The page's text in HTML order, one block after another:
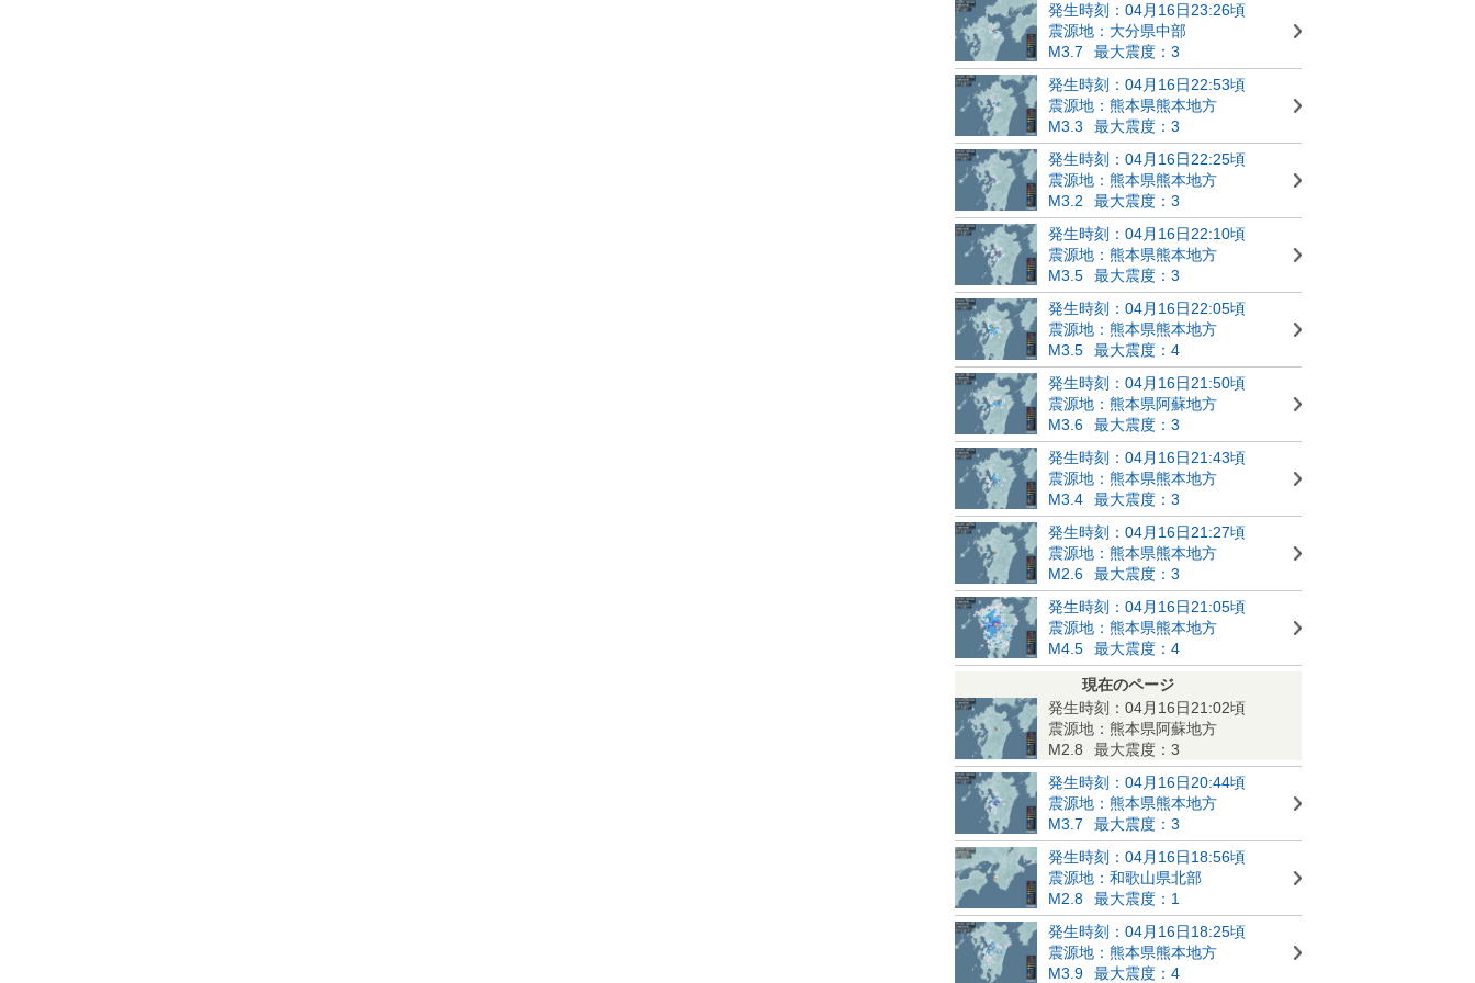
発生時刻：04月16日23:26頃
震源地：大分県中部
M3.7
最大震度：3
発生時刻：04月16日22:53頃
震源地：熊本県熊本地方
M3.3
最大震度：3
発生時刻：04月16日22:25頃
震源地：熊本県熊本地方
M3.2
最大震度：3
発生時刻：04月16日22:10頃
震源地：熊本県熊本地方
M3.5
最大震度：3
発生時刻：04月16日22:05頃
震源地：熊本県熊本地方
M3.5
最大震度：4
発生時刻：04月16日21:50頃
震源地：熊本県阿蘇地方
M3.6
最大震度：3
発生時刻：04月16日21:43頃
震源地：熊本県熊本地方
M3.4
最大震度：3
発生時刻：04月16日21:27頃
震源地：熊本県熊本地方
M2.6
最大震度：3
発生時刻：04月16日21:05頃
震源地：熊本県熊本地方
M4.5
最大震度：4
現在のページ
発生時刻：04月16日21:02頃
震源地：熊本県阿蘇地方
M2.8
最大震度：3
発生時刻：04月16日20:44頃
震源地：熊本県熊本地方
M3.7
最大震度：3
発生時刻：04月16日18:56頃
震源地：和歌山県北部
M2.8
最大震度：1
発生時刻：04月16日18:25頃
震源地：熊本県熊本地方
M3.9
最大震度：4